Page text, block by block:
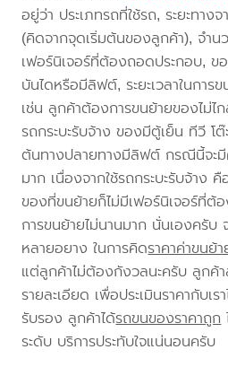
อยู่ว่า ประเภทรถที่ใช้รถ, ระยะทา
(คิดจากจุดเริ่มต้นของลูกค้า), จำ
เฟอร์นิเจอร์ที่ต้องถอดประกอบ, ข
บันไดหรือมีลิฟต์, ระยะเวลาในกา
เช่น ลูกค้าต้องการขนย้ายของไม่ไ
รถกระบะรับจ้าง ของมีตู้เย็น ทีวี
ต้นทางปลายทางมีลิฟต์ กรณีนี้จะมี
มาก เนื่องจากใช้รถกระบะรับจ้าง
ของที่ขนย้ายก็ไม่มีเฟอร์นิเจอร์ที่ต้อ
การขนย้ายไม่นานมาก นั่นเองครับ
หลายอยาง ในการคิดราคาค่าขนย้
แต่ลูกค้าไม่ต้องกังวลนะครับ ลูกค้
รายละเอียด เพื่อประเมินราคากับเ
รับรอง ลูกค้าได้รถขนของราคาถูก
ระดับ บริการประทับใจแน่นอนครับ